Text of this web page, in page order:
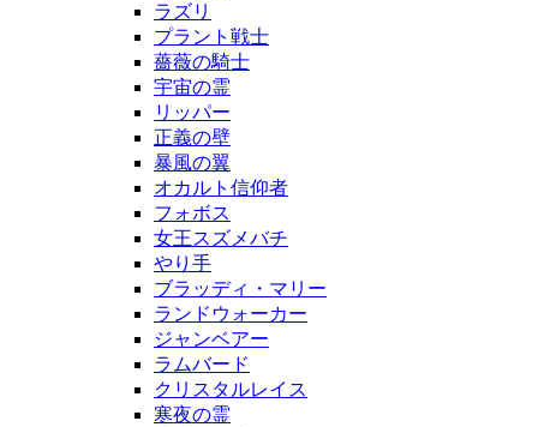
ラズリ
プラント戦士
薔薇の騎士
宇宙の霊
リッパー
正義の壁
暴風の翼
オカルト信仰者
フォボス
女王スズメバチ
やり手
ブラッディ・マリー
ランドウォーカー
ジャンベアー
ラムバード
クリスタルレイス
寒夜の霊